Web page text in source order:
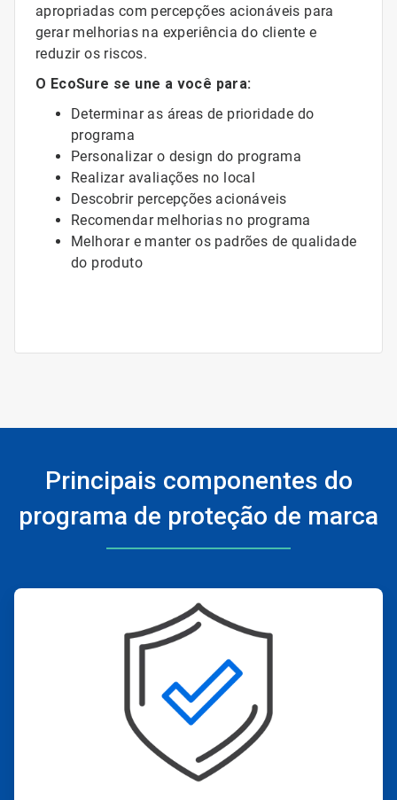
apropriadas com percepções acionáveis para
gerar melhorias na experiência do cliente e
reduzir os riscos.
O EcoSure se une a você para:
Determinar as áreas de prioridade do
programa
Personalizar o design do programa
Realizar avaliações no local
Descobrir percepções acionáveis
Recomendar melhorias no programa
Melhorar e manter os padrões de qualidade
do produto
Principais componentes do
programa de proteção de marca
ArticleTile